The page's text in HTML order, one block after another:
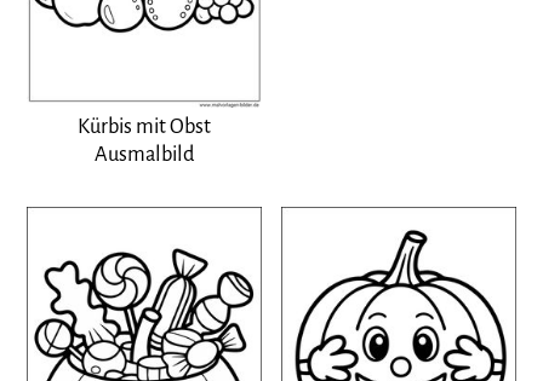
Kürbis mit Obst
Ausmalbild